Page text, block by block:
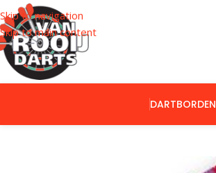
Skip to navigation
Skip to main content
DARTBORDEN